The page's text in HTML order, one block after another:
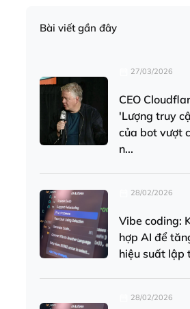
Bài viết gần đây
27/03/2026
CEO
'Lượng truy
của bot vượt
n...
28/02/2026
Vibe coding:
hợp AI để
hiệu suất lập
28/02/2026